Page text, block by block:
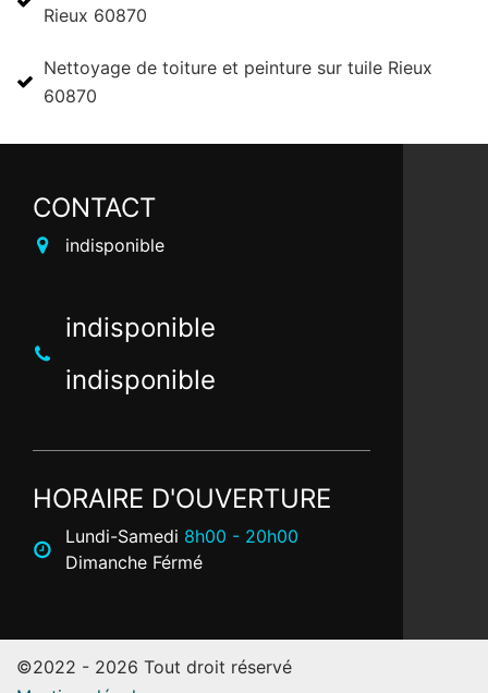
Rieux 60870
Nettoyage de toiture et peinture sur tuile Rieux
60870
CONTACT
indisponible
indisponible
indisponible
HORAIRE D'OUVERTURE
Lundi-Samedi 8h00 - 20h00
Dimanche Férmé
©2022 - 2026 Tout droit réservé